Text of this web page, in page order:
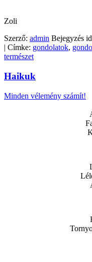
Zoli
Szerző: admin Bejegyzés
| Címke: gondolatok,
természet
Haikuk
Minden vélemény számít!